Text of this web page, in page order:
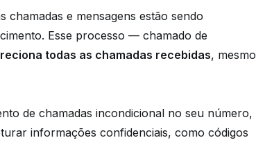
e mensagens estão sendo
Esse processo — chamado de
todas as chamadas recebidas, mesmo
de chamadas incondicional no seu número,
informações confidenciais, como códigos